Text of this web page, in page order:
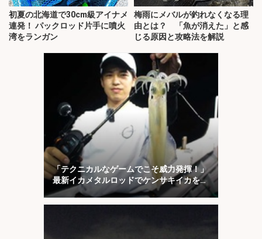
初夏の北海道で30cm級アイナメ
連発！ パックロッド片手に噴火
湾をランガン
梅雨にメバルが釣れなくなる理
由とは？ 「魚が消えた」と感
じる原因と攻略法を解説
「テクニカルなゲームでこそ威力発揮！」
最新イカメタルロッドでケンサキイカを攻
略【福井】